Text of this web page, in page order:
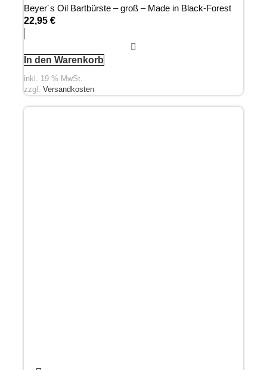
Beyer´s Oil Bartbürste – groß – Made in Black-Forest
22,95 €
In den Warenkorb
inkl. 19 % MwSt.
zzgl. Versandkosten